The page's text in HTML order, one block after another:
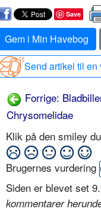
Save
Gem i Min Havebog
Send artikel til en
Forrige:
Chrysomelidae
Klik på den smiley
Brugernes vurdering
Siden er blevet set
kommentarer